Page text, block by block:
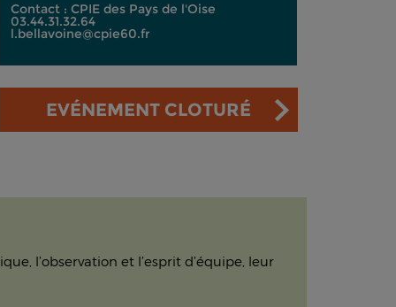
Contact : CPIE des Pays de l'Oise
03.44.31.32.64
l.bellavoine@cpie60.fr
EVÉNEMENT CLOTURÉ
l’observation et l’esprit d’équipe, leur